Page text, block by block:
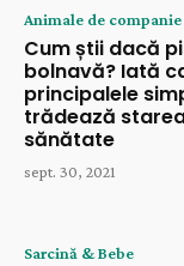
Animale de companie
Cum știi dacă
bolnavă? Iată
principalele
trădează
sănătate
sept. 30, 2021
Sarcină & Bebe